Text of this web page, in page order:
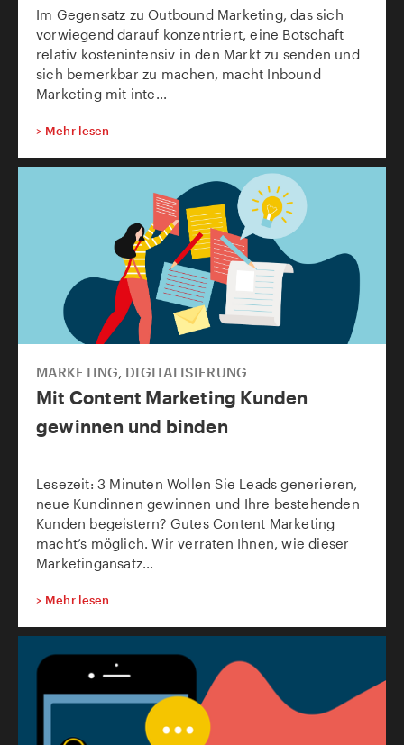
Im Gegensatz zu Outbound Marketing, das sich
vorwiegend darauf konzentriert, eine Botschaft
relativ kostenintensiv in den Markt zu senden und
sich bemerkbar zu machen, macht Inbound
Marketing mit inte...
> Mehr lesen
MARKETING, DIGITALISIERUNG
Mit Content Marketing Kunden
gewinnen und binden
Lesezeit: 3 Minuten Wollen Sie Leads generieren,
neue Kundinnen gewinnen und Ihre bestehenden
Kunden begeistern? Gutes Content Marketing
macht’s möglich. Wir verraten Ihnen, wie dieser
Marketingansatz...
> Mehr lesen